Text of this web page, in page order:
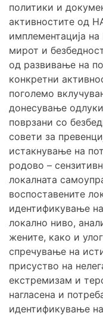
политики и
активностите од
имплементација на
мирот и
од развивање на
конкретни
поголемо
донесување
поврзани со
совети за
истакнување на
родово –
локалната
воспоставените
идентификување
локално ниво,
жените, како и
спречување на
присуство на
екстремизам и
нагласена и
идентификување